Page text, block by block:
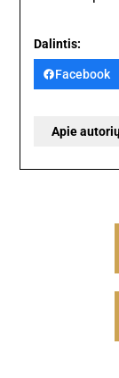
Dalintis:
Facebook
Apie